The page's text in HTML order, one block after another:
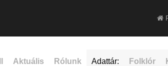
Aktuális Rólunk Adattár: Folklór